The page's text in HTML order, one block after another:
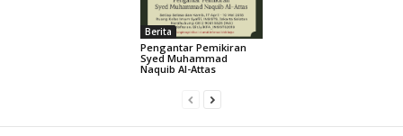
Berita
Pengantar Pemikiran
Syed Muhammad
Naquib Al-Attas